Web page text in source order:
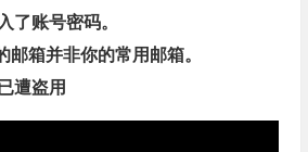
了账号密码。
箱并非你的常用邮箱。
遭盗用